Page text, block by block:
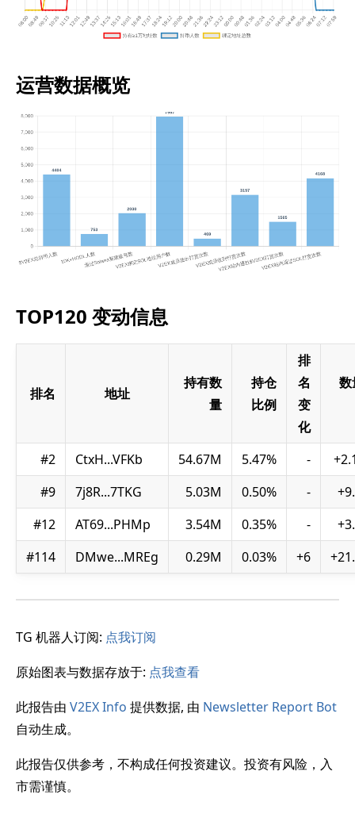
运营数据概览
TOP120 变动信息
排名 地址
持有数
量
持仓
比例
排
名
变
化
数
#2 CtxH...VFKb 54.67M 5.47% -
#9
7j8R...7TKG 5.03M 0.50% -
#12
AT69...PHMp 3.54M 0.35% -
#114
DMwe...MREg 0.29M 0.03% +6
TG 机器人订阅: 点我订阅
原始图表与数据存放于: 点我查看
此报告由 V2EX Info 提供数据, 由 Newsletter Report Bot
自动生成。
此报告仅供参考，不构成任何投资建议。投资有风险，入
市需谨慎。